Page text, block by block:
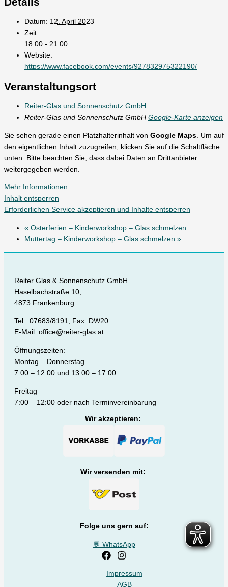
Datum: 12. April 2023
Zeit:
18:00 - 21:00
Website:
https://www.facebook.com/events/927832975322190/
Veranstaltungsort
Reiter-Glas und Sonnenschutz GmbH
Reiter-Glas und Sonnenschutz GmbH Google-Karte anzeigen
Sie sehen gerade einen Platzhalterinhalt von Google Maps . Um auf
den eigentlichen Inhalt zuzugreifen, klicken Sie auf die Schaltfläche
unten. Bitte beachten Sie, dass dabei Daten an Drittanbieter
weitergegeben werden.
Mehr Informationen
Inhalt entsperren
Erforderlichen Service akzeptieren und Inhalte entsperren
« Osterferien – Kinderworkshop – Glas schmelzen
Muttertag – Kinderworkshop – Glas schmelzen »
Reiter Glas & Sonnenschutz GmbH
Haselbachstraße 10,
4873 Frankenburg
Tel.: 07683/8191, Fax: DW20
E-Mail: office@reiter-glas.at
Öffnungszeiten:
Montag – Donnerstag
7:00 – 12:00 und 13:00 – 17:00
Freitag
7:00 – 12:00 oder nach Terminvereinbarung
Wir akzeptieren:
Wir versenden mit:
Folge uns gern auf:
💬 WhatsApp
Impressum
AGB